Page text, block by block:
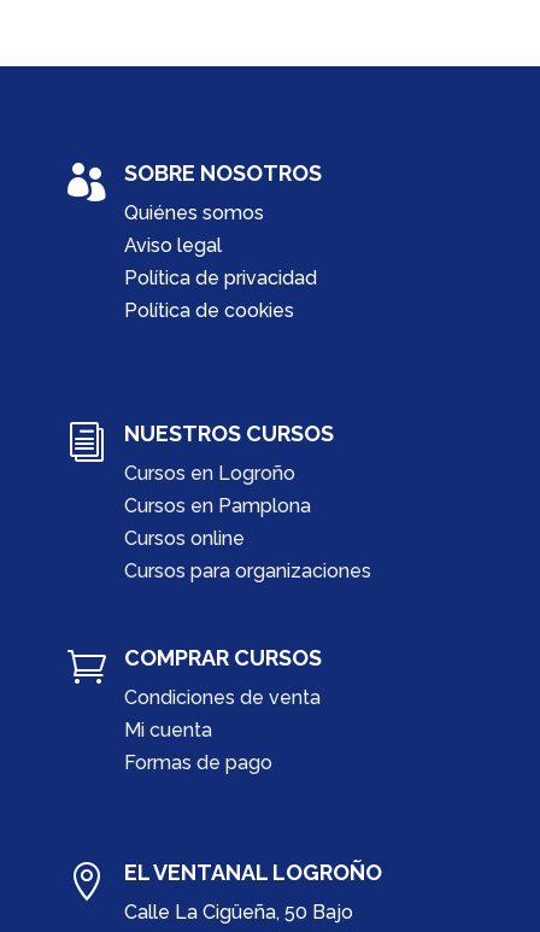
 SOBRE NOSOTROS
Quiénes somos
Aviso legal
Política de privacidad
Política de cookies
i NUESTROS CURSOS
Cursos en Logroño
Cursos en Pamplona
Cursos online
Cursos para organizaciones
 COMPRAR CURSOS
Condiciones de venta
Mi cuenta
Formas de pago
 EL VENTANAL LOGROÑO
Calle La Cigüeña, 50 Bajo